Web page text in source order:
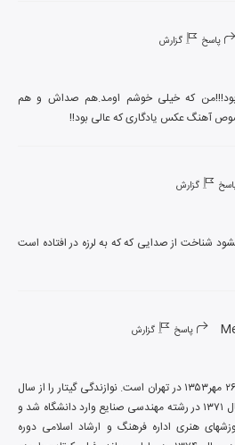
پاسخ گزارش
آهنگ عکس یادگاری که عالی بود!!
گزارش
عاشقان را از صدا میشود شناخت از صدایی که که به لرزه در افتاده است
پاسخ گزارش